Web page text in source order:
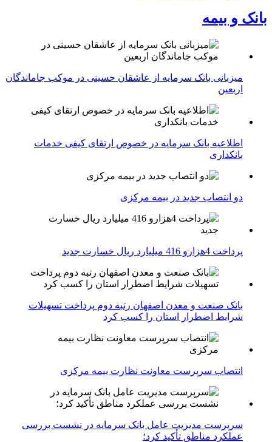
بانک و بیمه
میزبانی بانک سرمایه از عاشقان حسینی در موکب جاماندگان
اربعین
اطلاعیه بانک سرمایه در خصوص ارتقای کیفی خدمات
بانکداری
دو انتصاب جدید در بیمه مركزی
پرداخت 4هزارو 416 میلیارد ریال خسارت جدید
بانک صنعت و معدن اصفهان رتبه دوم پرداخت تسهیلات
شرایط اضطرار استان را کسب کرد
انتصاب سرپرست معاونت نظارت بیمه مرکزی
سرپرست مدیریت عامل بانک سرمایه در نشست بررسی
عملکرد مناطق تأکید کرد؛